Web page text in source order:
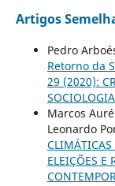
Artigos
Pedro
Retorno da
29 (2020):
Marcos
Leonardo
CLIMÁTICAS
ELEIÇÕES E